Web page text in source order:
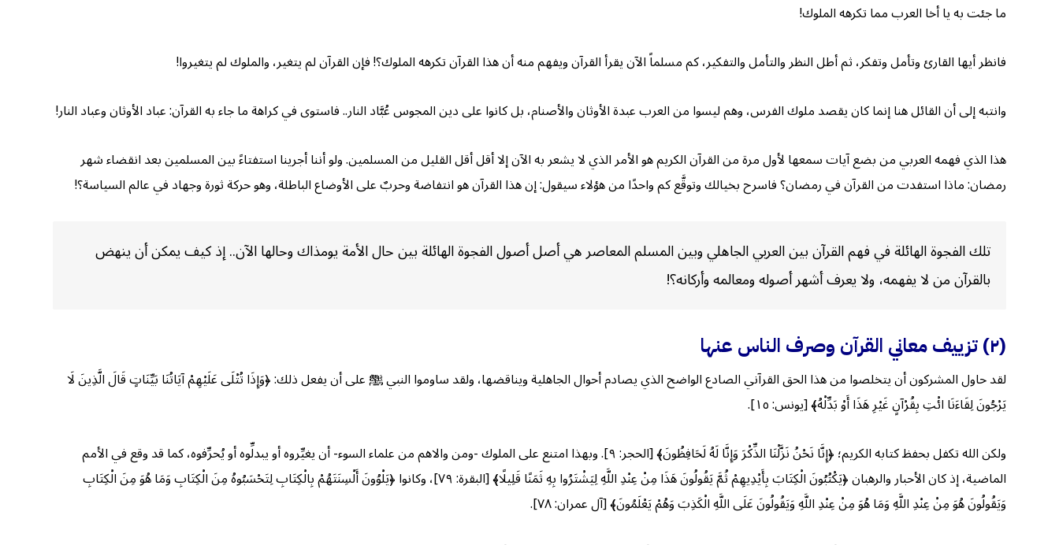
ما جئت به يا أخا العرب مما تكرهه الملوك!
فانظر أيها القارئ وتأمل وتفكر، ثم أطل النظر والتأمل والتفكير، كم مسلماً الآن يقرأ القرآن ويفهم منه أن هذا القرآن تكرهه الملوك؟! فإن القرآن لم يتغير، والملوك لم يتغيروا!
وانتبه إلى أن القائل هنا إنما كان يقصد ملوك الفرس، وهم ليسوا من العرب عبدة الأوثان والأصنام، بل كانوا على دين المجوس عُبَّاد النار.. فاستوى في كراهة ما جاء به القرآن: عباد الأوثان وعباد النار!
هذا الذي فهمه العربي من بضع آيات سمعها لأول مرة من القرآن الكريم هو الأمر الذي لا يشعر به الآن إلا أقل أقل القليل من المسلمين. ولو أننا أجرينا استفتاءً بين المسلمين بعد انقضاء شهر
رمضان: ماذا استفدت من القرآن في رمضان؟ فاسرح بخيالك وتوقَّع كم واحدًا من هؤلاء سيقول: إن هذا القرآن هو انتفاضة وحربٌ على الأوضاع الباطلة، وهو حركة ثورة وجهاد في عالم السياسة؟!
تلك الفجوة الهائلة في فهم القرآن بين العربي الجاهلي وبين المسلم المعاصر هي أصل أصول الفجوة الهائلة بين حال الأمة يومذاك وحالها الآن.. إذ كيف يمكن أن ينهض
بالقرآن من لا يفهمه، ولا يعرف أشهر أصوله ومعالمه وأركانه؟!
(٢) تزييف معاني القرآن وصرف الناس عنها
لقد حاول المشركون أن يتخلصوا من هذا الحق القرآني الصادع الواضح الذي يصادم أحوال الجاهلية ويناقضها، ولقد ساوموا النبي ﷺ على أن يفعل ذلك: ﴿وَإِذَا تُتْلَى عَلَيْهِمْ آيَاتُنَا بَيِّنَاتٍ قَالَ الَّذِينَ لَا
يَرْجُونَ لِقَاءَنَا ائْتِ بِقُرْآنٍ غَيْرِ هَذَا أَوْ بَدِّلْهُ﴾ [يونس: ١٥].
ولكن الله تكفل بحفظ كتابه الكريم؛ ﴿إِنَّا نَحْنُ نَزَّلْنَا الذِّكْرَ وَإِنَّا لَهُ لَحَافِظُونَ﴾ [الحجر: ٩]. وبهذا امتنع على الملوك -ومن والاهم من علماء السوء- أن يغيِّروه أو يبدلِّوه أو يُحرِّفوه، كما قد وقع في الأمم
الماضية، إذ كان الأحبار والرهبان ﴿يَكْتُبُونَ الْكِتَابَ بِأَيْدِيهِمْ ثُمَّ يَقُولُونَ هَذَا مِنْ عِنْدِ اللَّهِ لِيَشْتَرُوا بِهِ ثَمَنًا قَلِيلًا﴾ [البقرة: ٧٩]، وكانوا ﴿يَلْوُونَ أَلْسِنَتَهُمْ بِالْكِتَابِ لِتَحْسَبُوهُ مِنَ الْكِتَابِ وَمَا هُوَ مِنَ الْكِتَابِ
وَيَقُولُونَ هُوَ مِنْ عِنْدِ اللَّهِ وَمَا هُوَ مِنْ عِنْدِ اللَّهِ وَيَقُولُونَ عَلَى اللَّهِ الْكَذِبَ وَهُمْ يَعْلَمُونَ﴾ [آل عمران: ٧٨].